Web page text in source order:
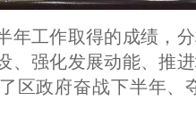
年工作取得的成绩，
、强化发展动能、推
区政府奋战下半年